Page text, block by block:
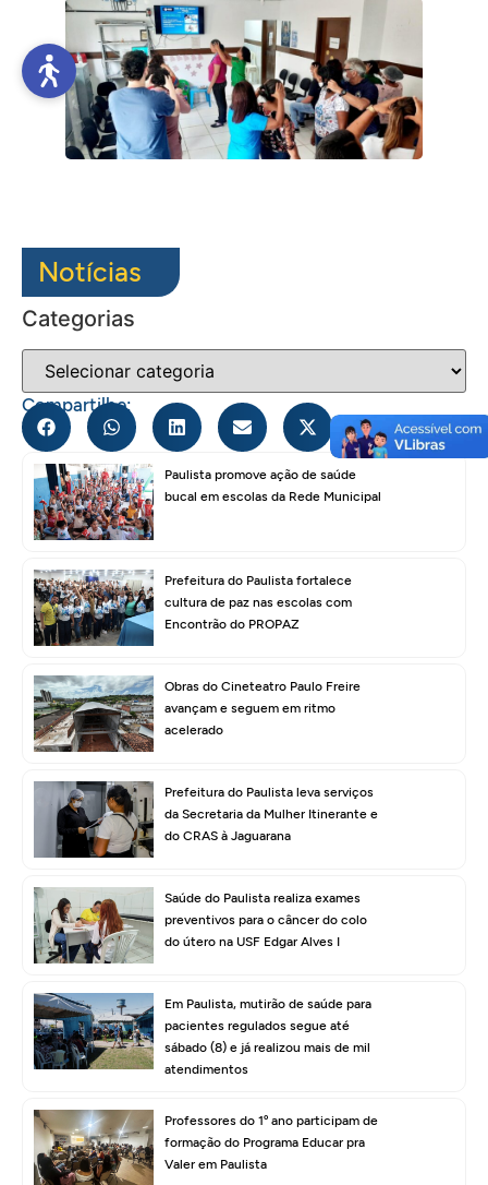
Notícias
Categorias
Compartilhe:
Paulista promove ação de saúde
bucal em escolas da Rede Municipal
Prefeitura do Paulista fortalece
cultura de paz nas escolas com
Encontrão do PROPAZ
Obras do Cineteatro Paulo Freire
avançam e seguem em ritmo
acelerado
Prefeitura do Paulista leva serviços
da Secretaria da Mulher Itinerante e
do CRAS à Jaguarana
Saúde do Paulista realiza exames
preventivos para o câncer do colo
do útero na USF Edgar Alves I
Em Paulista, mutirão de saúde para
pacientes regulados segue até
sábado (8) e já realizou mais de mil
atendimentos
Professores do 1º ano participam de
formação do Programa Educar pra
Valer em Paulista